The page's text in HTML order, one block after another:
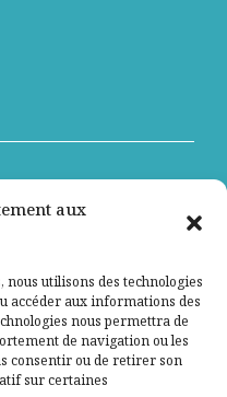
aux
utilisons des technologies
accéder aux informations des
nous permettra de
de navigation ou les
consentir ou de retirer son
sur certaines